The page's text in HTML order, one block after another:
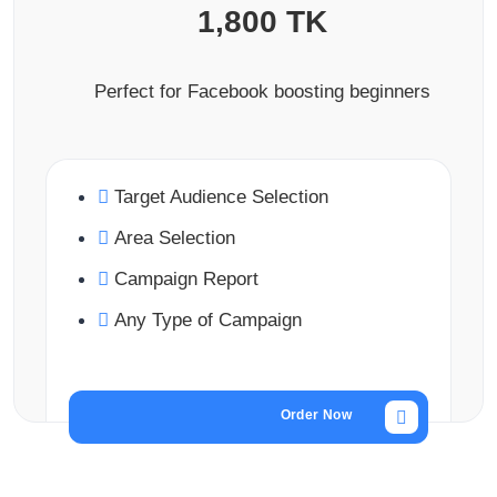
1,800 TK
Perfect for Facebook boosting beginners
Target Audience Selection
Area Selection
Campaign Report
Any Type of Campaign
Order Now